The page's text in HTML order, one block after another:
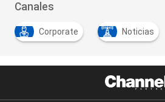
Canales
Corporate Noticias